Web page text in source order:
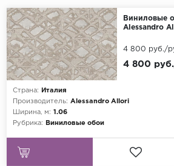
Виниловые
Alessandro
Страна:
Италия
Производитель: Alessandro Allori
Ширина, м: 1.06
Рубрика:
Виниловые обои
4 800
4 800 руб./